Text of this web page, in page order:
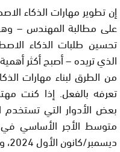
إن تطوير مهارات الذكاء
على مطالبة المهندس –
تحسين طلبات الذكاء
الذي تريده – أصبح أكثر
من الطرق لبناء مهارات
تعرفه بالفعل. إذا كنت
بعض الأدوار التي تستخدم
متوسط الأجر الأساسي
ديسمبر/كانون الأول 2024، وفقاً لـ”غلاسدور”: